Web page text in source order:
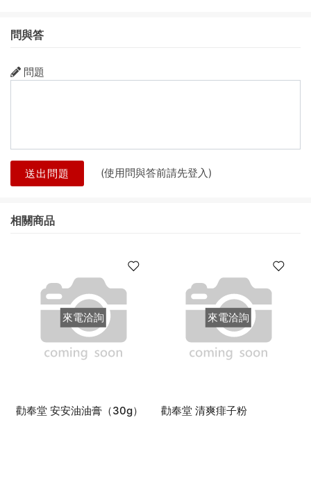
問與答
問題
送出問題 (使用問與答前請先登入)
相關商品
來電洽詢
勸奉堂 安安油油膏（30g）
來電洽詢
勸奉堂 清爽痱子粉